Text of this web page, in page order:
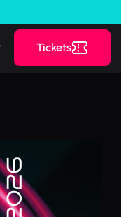
Tickets